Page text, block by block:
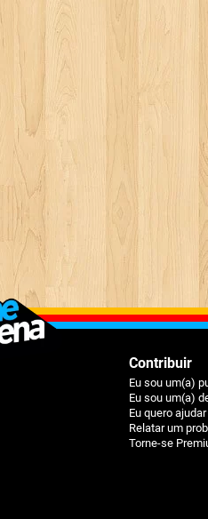
Contribuir
Eu sou um(a)
Eu sou um(a)
Eu quero ajudar
Relatar um
Torne-se